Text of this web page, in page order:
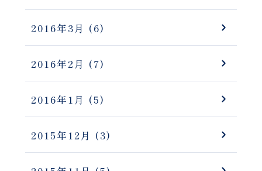
2016年3月 (6)
2016年2月 (7)
2016年1月 (5)
2015年12月 (3)